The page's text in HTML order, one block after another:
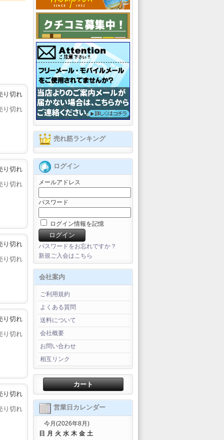
り切れ
り切れ
り切れ
り切れ
り切れ
り切れ
り切れ
り切れ
り切れ
り切れ
売れ筋ランキング
ログイン
メールアドレス
パスワード
ログイン情報を記憶
パスワードをお忘れですか？
新規ご入会はこちら
会社案内
ご利用規約
よくある質問
送料について
会社概要
お問い合わせ
相互リンク
カート
営業日カレンダー
今月(2026年8月)
日 月 火 水 木 金 土